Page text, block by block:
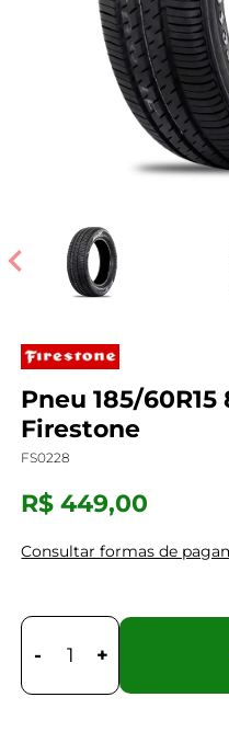
Pneu 185/
Firestone
FS0228
R$ 449,00
Consultar formas de
- +